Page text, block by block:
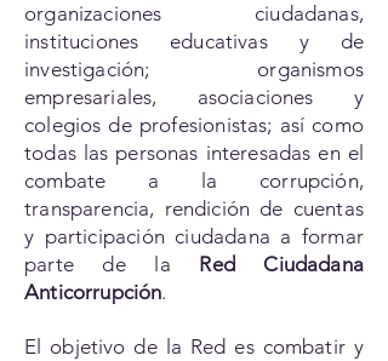
organizaciones ciudadanas,
instituciones educativas y de
investigación; organismos
empresariales, asociaciones y
colegios de profesionistas; así como
todas las personas interesadas en el
combate a la corrupción,
transparencia, rendición de cuentas
y participación ciudadana a formar
parte de la Red Ciudadana
Anticorrupción.
El objetivo de la Red es combatir y